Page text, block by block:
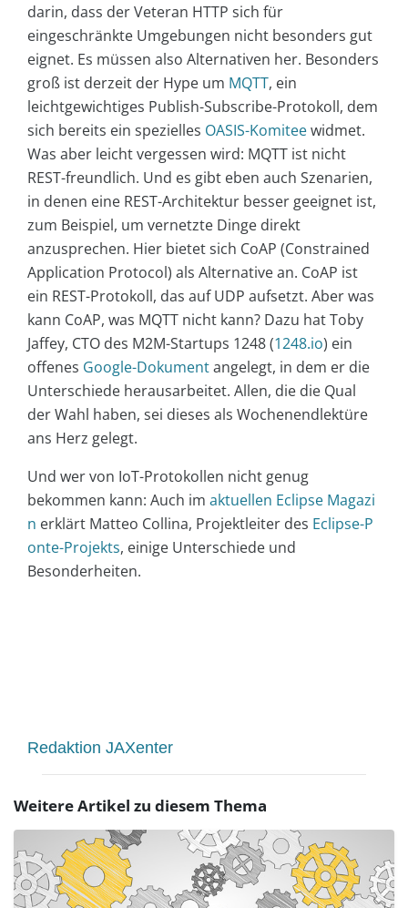
darin, dass der Veteran HTTP sich für
eingeschränkte Umgebungen nicht besonders gut
eignet. Es müssen also Alternativen her. Besonders
groß ist derzeit der Hype um MQTT, ein
leichtgewichtiges Publish-Subscribe-Protokoll, dem
sich bereits ein spezielles OASIS-Komiteewidmet.
Was aber leicht vergessen wird: MQTT ist nicht
REST-freundlich. Und es gibt eben auch Szenarien,
in denen eine REST-Architektur besser geeignet ist,
zum Beispiel, um vernetzte Dinge direkt
anzusprechen. Hier bietet sich CoAP (Constrained
Application Protocol) als Alternative an. CoAP ist
ein REST-Protokoll, das auf UDP aufsetzt. Aber was
kann CoAP, was MQTT nicht kann? Dazu hat Toby
Jaffey, CTO des M2M-Startups 1248 (1248.io) ein
offenes Google-Dokumentangelegt, in dem er die
Unterschiede herausarbeitet. Allen, die die Qual
der Wahl haben, sei dieses als Wochenendlektüre
ans Herz gelegt.
Und wer von IoT-Protokollen nicht genug
bekommen kann: Auch im aktuellen Eclipse Magazi
n erklärt Matteo Collina, Projektleiter des Eclipse-P
onte-Projekts, einige Unterschiede und
Besonderheiten.
Redaktion JAXenter
Weitere Artikel zu diesem Thema